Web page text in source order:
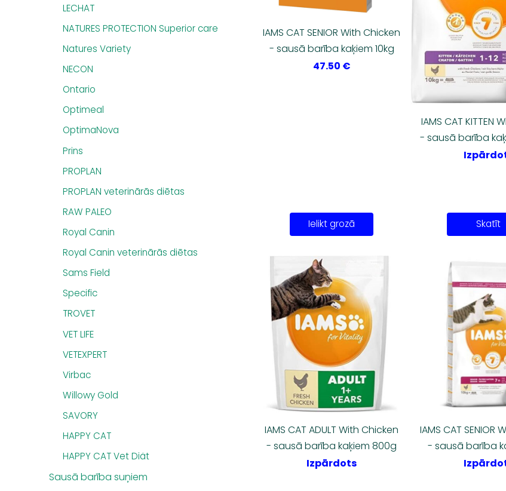
LECHAT
NATURES PROTECTION Superior care
Natures Variety
NECON
Ontario
Optimeal
OptimaNova
Prins
PROPLAN
PROPLAN veterinārās diētas
RAW PALEO
Royal Canin
Royal Canin veterinārās diētas
Sams Field
Specific
TROVET
VET LIFE
VETEXPERT
Virbac
Willowy Gold
SAVORY
HAPPY CAT
HAPPY CAT Vet Diät
Sausā barība suņiem
IAMS CAT SENIOR With Chicken
- sausā barība kaķiem 10kg
47.50 €
Ielikt grozā
IAMS CAT KITTEN
- sausā barība
Skatīt
IAMS CAT ADULT With Chicken
- sausā barība kaķiem 800g
Izpārdots
IAMS CAT SENIOR
- sausā barība